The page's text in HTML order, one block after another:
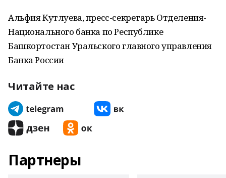
Альфия Кутлуева, пресс-секретарь Отделения-
Национального банка по Республике
Башкортостан Уральского главного управления
Банка России
Читайте нас
Партнеры